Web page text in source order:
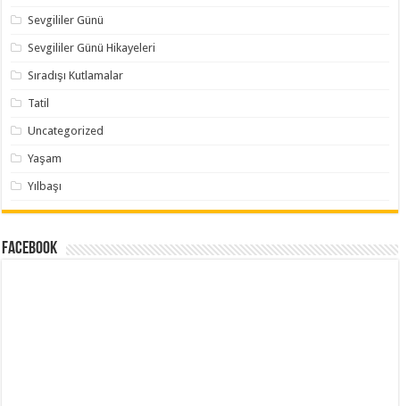
Sevgililer Günü
Sevgililer Günü Hikayeleri
Sıradışı Kutlamalar
Tatil
Uncategorized
Yaşam
Yılbaşı
Facebook